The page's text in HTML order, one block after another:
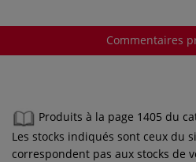
Commentaires
Produits à la page 1405 du
Les stocks indiqués sont ceux du
correspondent pas aux stocks de